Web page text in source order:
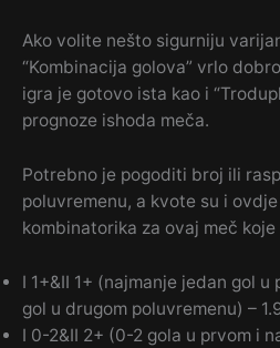
Ako volite nešto sigurniju
“Kombinacija golova” vrlo
igra je gotovo ista kao i
prognoze ishoda meča.
Potrebno je pogoditi broj ili
poluvremenu, a kvote su i
kombinatorika za ovaj meč
I 1+&II 1+ (najmanje jedan gol
gol u drugom poluvremenu) –
I 0-2&II 2+ (0-2 gola u prvom i